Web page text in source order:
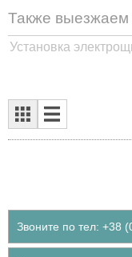
Также выезжаем
Установка
Звоните по тел: +38